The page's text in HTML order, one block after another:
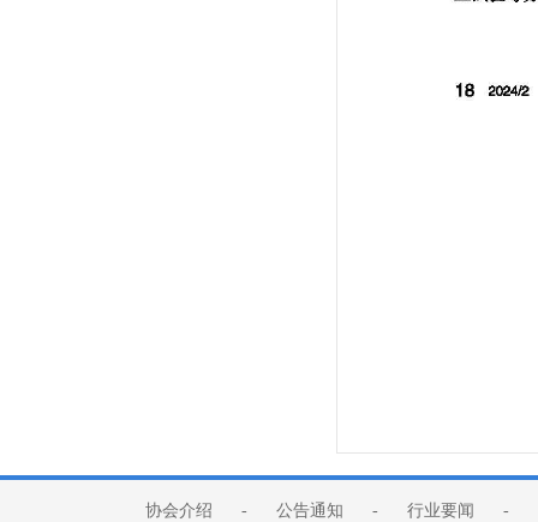
协会介绍 - 公告通知 - 行业要闻 -